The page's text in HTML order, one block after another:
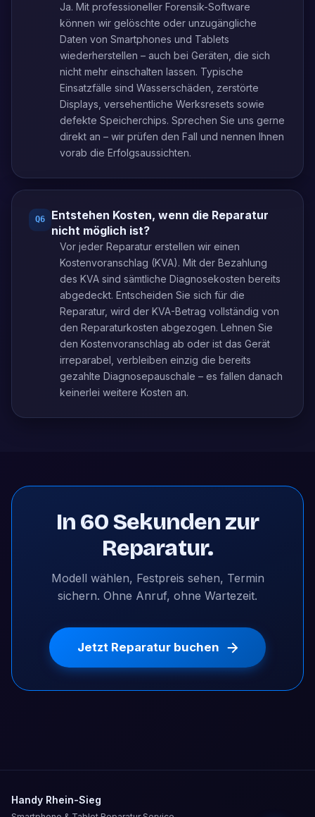
Ja. Mit professioneller Forensik-Software
können wir gelöschte oder unzugängliche
Daten von Smartphones und Tablets
wiederherstellen – auch bei Geräten, die sich
nicht mehr einschalten lassen. Typische
Einsatzfälle sind Wasserschäden, zerstörte
Displays, versehentliche Werksresets sowie
defekte Speicherchips. Sprechen Sie uns gerne
direkt an – wir prüfen den Fall und nennen Ihnen
vorab die Erfolgsaussichten.
Q6
Entstehen Kosten, wenn die Reparatur
nicht möglich ist?
Vor jeder Reparatur erstellen wir einen
Kostenvoranschlag (KVA). Mit der Bezahlung
des KVA sind sämtliche Diagnosekosten bereits
abgedeckt. Entscheiden Sie sich für die
Reparatur, wird der KVA-Betrag vollständig von
den Reparaturkosten abgezogen. Lehnen Sie
den Kostenvoranschlag ab oder ist das Gerät
irreparabel, verbleiben einzig die bereits
gezahlte Diagnosepauschale – es fallen danach
keinerlei weitere Kosten an.
In 60 Sekunden zur
Reparatur.
Modell wählen, Festpreis sehen, Termin
sichern. Ohne Anruf, ohne Wartezeit.
Jetzt Reparatur buchen
Handy Rhein-Sieg